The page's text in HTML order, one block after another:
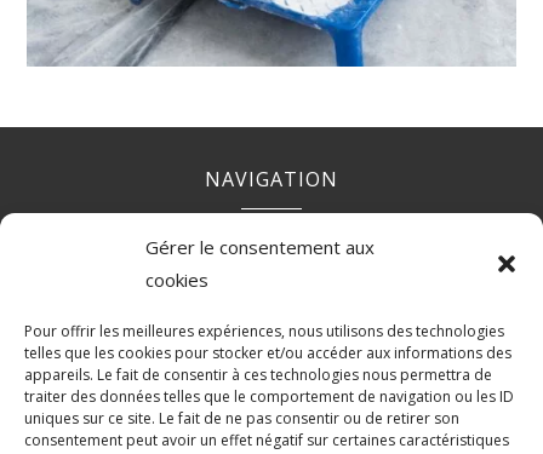
Gérer le consentement aux
cookies
Pour offrir les meilleures expériences, nous utilisons des technologies
telles que les cookies pour stocker et/ou accéder aux informations des
appareils. Le fait de consentir à ces technologies nous permettra de
traiter des données telles que le comportement de navigation ou les ID
uniques sur ce site. Le fait de ne pas consentir ou de retirer son
consentement peut avoir un effet négatif sur certaines caractéristiques
NAVIGATION
Contact Mentions Légales
RÉALISATION